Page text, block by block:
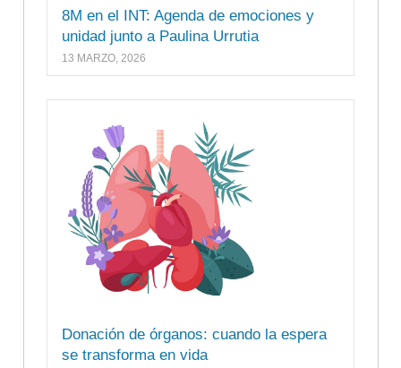
8M en el INT: Agenda de emociones y
unidad junto a Paulina Urrutia
13 MARZO, 2026
Donación de órganos: cuando la espera
se transforma en vida